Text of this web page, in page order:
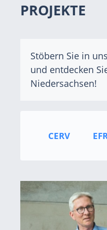
PROJEKTE
Stöbern Sie in
und entdecken
Niedersachsen!
CERV